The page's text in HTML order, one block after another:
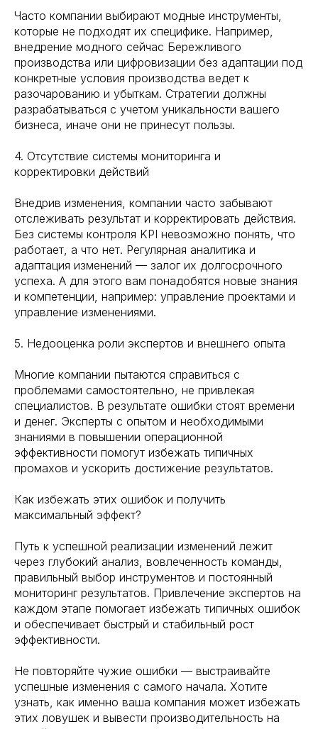
Часто компании выбирают модные инструменты,
которые не подходят их специфике. Например,
внедрение модного сейчас Бережливого
производства или цифровизации без адаптации под
конкретные условия производства ведет к
разочарованию и убыткам. Стратегии должны
разрабатываться с учетом уникальности вашего
бизнеса, иначе они не принесут пользы.
4. Отсутствие системы мониторинга и
корректировки действий
Внедрив изменения, компании часто забывают
отслеживать результат и корректировать действия.
Без системы контроля KPI невозможно понять, что
работает, а что нет. Регулярная аналитика и
адаптация изменений — залог их долгосрочного
успеха. А для этого вам понадобятся новые знания
и компетенции, например: управление проектами и
управление изменениями.
5. Недооценка роли экспертов и внешнего опыта
Многие компании пытаются справиться с
проблемами самостоятельно, не привлекая
специалистов. В результате ошибки стоят времени
и денег. Эксперты с опытом и необходимыми
знаниями в повышении операционной
эффективности помогут избежать типичных
промахов и ускорить достижение результатов.
Как избежать этих ошибок и получить
максимальный эффект?
Путь к успешной реализации изменений лежит
через глубокий анализ, вовлеченность команды,
правильный выбор инструментов и постоянный
мониторинг результатов. Привлечение экспертов на
каждом этапе помогает избежать типичных ошибок
и обеспечивает быстрый и стабильный рост
эффективности.
Не повторяйте чужие ошибки — выстраивайте
успешные изменения с самого начала. Хотите
узнать, как именно ваша компания может избежать
этих ловушек и вывести производительность на